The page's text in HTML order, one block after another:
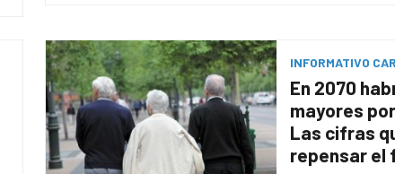
INFORMATIVO
En 2070
mayores
Las cifras
repensar el